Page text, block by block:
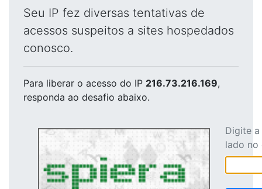
Seu IP fez diversas tentativas de
acessos suspeitos a sites hospedados
conosco.
Para liberar o acesso do IP 216.73.216.169,
responda ao desafio abaixo.
Digite
lado no